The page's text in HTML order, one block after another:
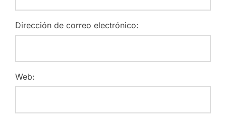
Dirección de correo electrónico:
Web: